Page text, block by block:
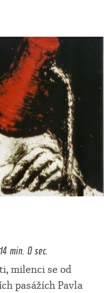
min. 0 sec.
milenci se od
pasážích Pavla